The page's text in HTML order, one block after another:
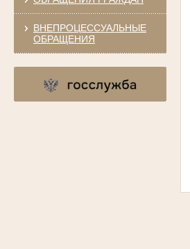
ВНЕПРОЦЕССУАЛЬНЫЕ
ОБРАЩЕНИЯ